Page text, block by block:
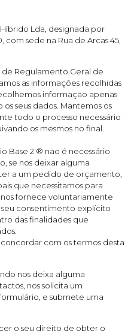
Lda, designada por
com sede na Rua de Arcas 45,
Regulamento Geral de
as informações recolhidas
informação apenas
seus dados. Mantemos os
todo o processo necessário
os mesmos no final.
Base 2 ® não é necessário
se nos deixar alguma
a um pedido de orçamento,
que necessitamos para
fornece voluntariamente
seu consentimento explícito
das finalidades que
com os termos desta
nos deixa alguma
nos solicita um
e submete uma
o seu direito de obter o